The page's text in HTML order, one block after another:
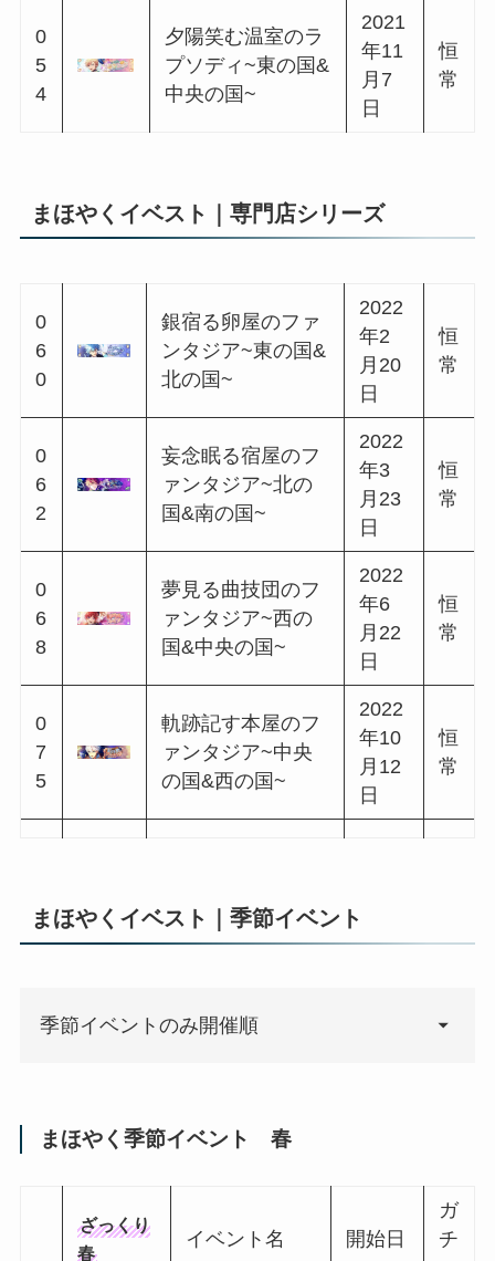
0
3
2
誇り高き狩人のバ
ラッド~東の国&南
の国~
2020
年12
月7
日
恒
常
まほやくイベスト｜職業シリーズ
0
3
5
音楽家と狂騒のコ
ンチェルト~西の
国&北の国~
2021
年1
月22
日
恒
常
0
3
7
生徒と別れのコン
チェルト~南の国&
中央の国~
2021
年2
月22
日
恒
常
0
3
9
呪い屋と孤月のコ
ンチェルト~東の
国&西の国~
2021
年3
月22
日
恒
常
0
4
2
占い師と雪解のコ
ンチェルト~北の
国&南の国~
2021
年5
月13
日
恒
常
5
国&東の国~
まほやくイベスト｜場所シリーズ
0
慕情燃える海街の